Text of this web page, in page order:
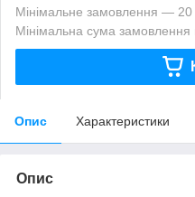
Мінімальне замовлення — 20
Мінімальна сума
Опис Характеристики
Опис